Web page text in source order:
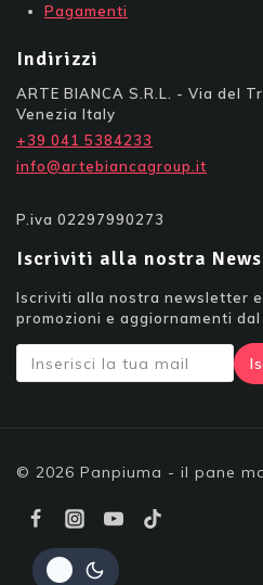
Pagamenti
Indirizzi
ARTE BIANCA S.R.L. - Via del
Venezia Italy
+39 041 5384233
info@artebiancagroup.it
P.iva 02297990273
Iscriviti alla nostra
Iscriviti alla nostra newsletter
promozioni e aggiornamenti dal
© 2026 Panpiuma - il pane